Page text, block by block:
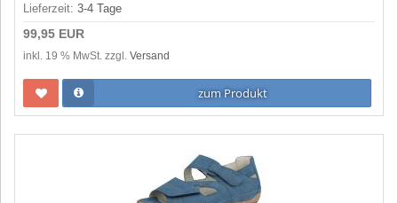
Lieferzeit: 3-4 Tage
99,95 EUR
inkl. 19 % MwSt. zzgl. Versand
zum Produkt